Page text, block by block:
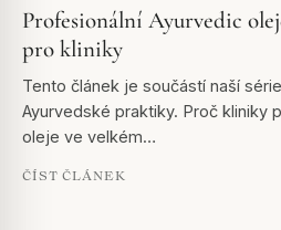
Profesionální Ayurvedic
pro kliniky
Tento článek je součástí naší
Ayurvedské praktiky. Proč kliniky
oleje ve velkém…
ČÍST ČLÁNEK